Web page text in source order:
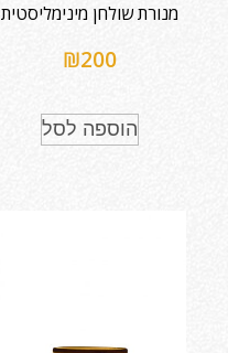
מנורת שולחן מינימליסטית
₪200
הוספה לסל